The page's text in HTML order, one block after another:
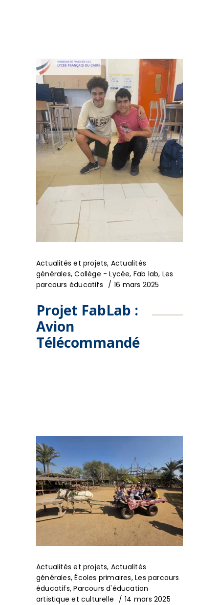
Actualités et projets, Actualités
générales,Collège - Lycée, Fab lab, Les
parcours éducatifs
16 mars 2025
Projet FabLab :
Avion
Télécommandé
Actualités et projets, Actualités
générales,Écoles primaires,Les parcours
éducatifs,Parcours d'éducation
artistique et culturelle
14 mars 2025